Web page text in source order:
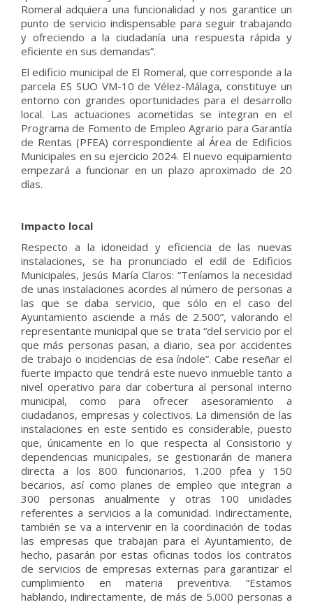
Romeral adquiera una funcionalidad y nos garantice un
punto de servicio indispensable para seguir trabajando
y ofreciendo a la ciudadanía una respuesta rápida y
eficiente en sus demandas”.
El edificio municipal de El Romeral, que corresponde a la
parcela ES SUO VM-10 de Vélez-Málaga, constituye un
entorno con grandes oportunidades para el desarrollo
local. Las actuaciones acometidas se integran en el
Programa de Fomento de Empleo Agrario para Garantía
de Rentas (PFEA) correspondiente al Área de Edificios
Municipales en su ejercicio 2024. El nuevo equipamiento
empezará a funcionar en un plazo aproximado de 20
días.
Impacto local
Respecto a la idoneidad y eficiencia de las nuevas
instalaciones, se ha pronunciado el edil de Edificios
Municipales, Jesús María Claros: “Teníamos la necesidad
de unas instalaciones acordes al número de personas a
las que se daba servicio, que sólo en el caso del
Ayuntamiento asciende a más de 2.500”, valorando el
representante municipal que se trata “del servicio por el
que más personas pasan, a diario, sea por accidentes
de trabajo o incidencias de esa índole”. Cabe reseñar el
fuerte impacto que tendrá este nuevo inmueble tanto a
nivel operativo para dar cobertura al personal interno
municipal, como para ofrecer asesoramiento a
ciudadanos, empresas y colectivos. La dimensión de las
instalaciones en este sentido es considerable, puesto
que, únicamente en lo que respecta al Consistorio y
dependencias municipales, se gestionarán de manera
directa a los 800 funcionarios, 1.200 pfea y 150
becarios, así como planes de empleo que integran a
300 personas anualmente y otras 100 unidades
referentes a servicios a la comunidad. Indirectamente,
también se va a intervenir en la coordinación de todas
las empresas que trabajan para el Ayuntamiento, de
hecho, pasarán por estas oficinas todos los contratos
de servicios de empresas externas para garantizar el
cumplimiento en materia preventiva. “Estamos
hablando, indirectamente, de más de 5.000 personas a